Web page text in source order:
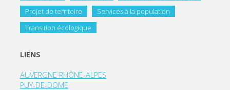
Projet de territoire
Services à la population
Transition écologique
LIENS
AUVERGNE RHÔNE-ALPES
PUY-DE-DOME